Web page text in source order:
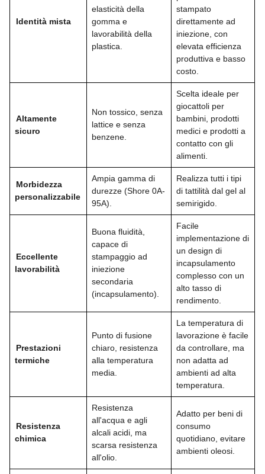
Identità mista
elasticità della
gomma e
lavorabilità della
plastica.
stampato
direttamente ad
iniezione, con
elevata efficienza
produttiva e basso
costo.
Altamente
sicuro
Non tossico, senza
lattice e senza
benzene.
Scelta ideale per
giocattoli per
bambini, prodotti
medici e prodotti a
contatto con gli
alimenti.
Morbidezza
personalizzabile
Ampia gamma di
durezze (Shore 0A-
95A).
Realizza tutti i tipi
di tattilità dal gel al
semirigido.
Eccellente
lavorabilità
Buona fluidità,
capace di
stampaggio ad
iniezione
secondaria
(incapsulamento).
Facile
implementazione di
un design di
incapsulamento
complesso con un
alto tasso di
rendimento.
Prestazioni
termiche
Punto di fusione
chiaro, resistenza
alla temperatura
media.
La temperatura di
lavorazione è facile
da controllare, ma
non adatta ad
ambienti ad alta
temperatura.
Resistenza
chimica
Resistenza
all'acqua e agli
alcali acidi, ma
scarsa resistenza
all'olio.
Adatto per beni di
consumo
quotidiano, evitare
ambienti oleosi.